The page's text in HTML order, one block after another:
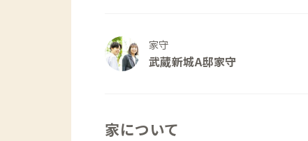
家守
武蔵新城A邸家守
家について